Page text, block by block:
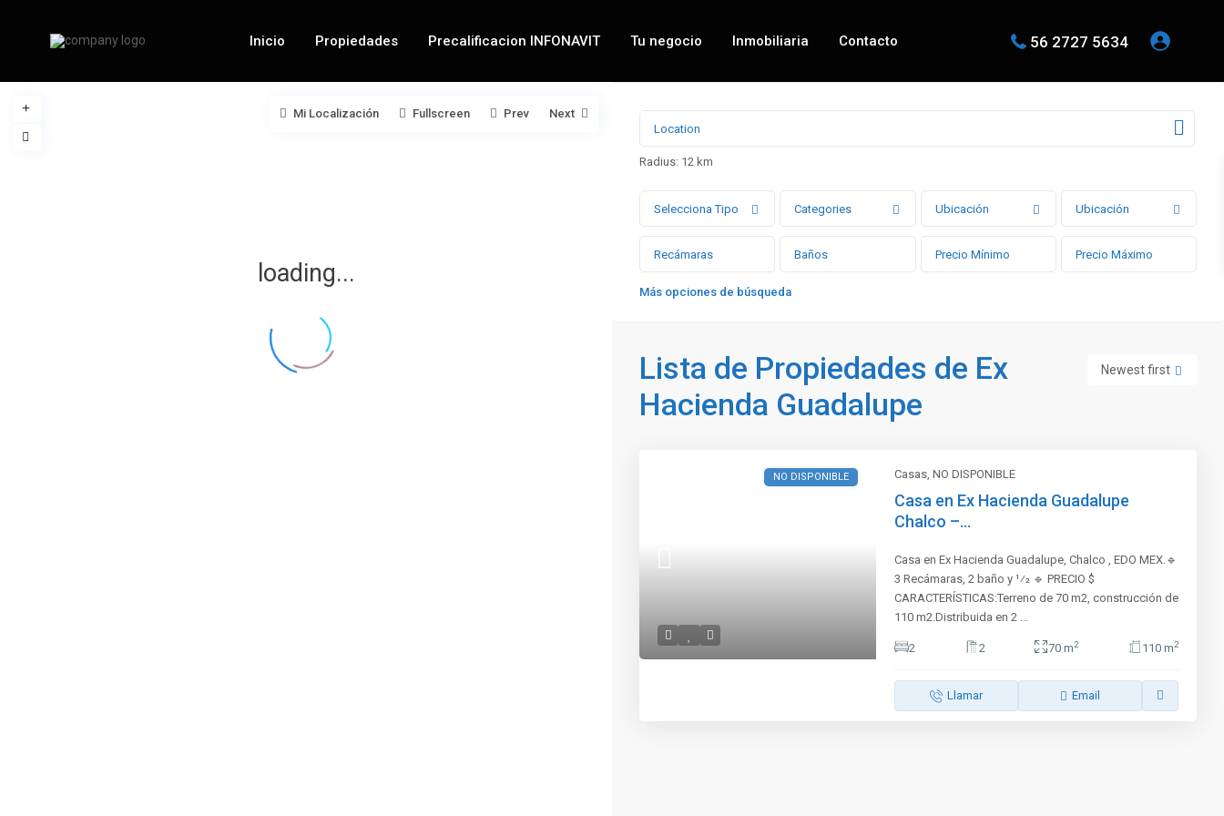
Inicio Propiedades Precalificacion INFONAVIT Tu negocio Inmobiliaria Contacto 56 2727 5634
loading...
Mi Localización Fullscreen Prev Next
Radius: 12 km
Selecciona Tipo Categories Ubicación Ubicación
Más opciones de búsqueda
Newest first
Lista de Propiedades de Ex
Hacienda Guadalupe
NO DISPONIBLE Casas, NO DISPONIBLE
Casa en Ex Hacienda Guadalupe
Chalco –...
Casa en Ex Hacienda Guadalupe, Chalco , EDO MEX.🔹
3 Recámaras, 2 baño y 1⁄2 🔹 PRECIO $
CARACTERÍSTICAS:Terreno de 70 m2, construcción de
110 m2.Distribuida en 2 ...
2 2 70 m2 110 m2
Llamar Email